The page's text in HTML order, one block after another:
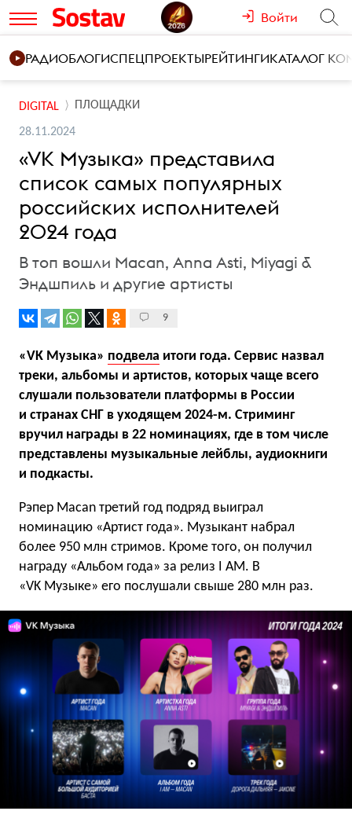
Войти
РАДИОБЛОГИСПЕЦПРОЕКТЫРЕЙТИНГИКАТАЛОГ
DIGITAL ПЛОЩАДКИ
28.11.2024
«VK Музыка» представила
список самых популярных
российских исполнителей
2024 года
В топ вошли Macan, Anna Asti, Miyagi &
Эндшпиль и другие артисты
9
«VK Музыка» подвела итоги года. Сервис назвал
треки, альбомы и артистов, которых чаще всего
слушали пользователи платформы в России
и странах СНГ в уходящем 2024-м. Стриминг
вручил награды в 22 номинациях, где в том числе
представлены музыкальные лейблы, аудиокниги
и подкасты.
Рэпер Macan третий год подряд выиграл
номинацию «Артист года». Музыкант набрал
более 950 млн стримов. Кроме того, он получил
награду «Альбом года» за релиз I AM. В
«VK Музыке» его послушали свыше 280 млн раз.